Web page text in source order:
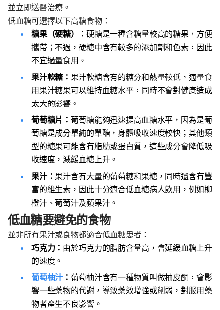
並立即送醫治療。
低血糖可選擇以下高糖食物：
糖果（硬糖）： 硬糖是一種含糖量較高的糖果，方便
攜帶；不過，硬糖中含有較多的添加劑和色素，因此
不宜過量食用。
果汁軟糖： 果汁軟糖含有的糖分和熱量較低，適量食
用果汁糖果可以維持血糖水平，同時不會對健康造成
太大的影響。
葡萄糖片： 葡萄糖能夠迅速提高血糖水平，因為是葡
萄糖是成分單純的單醣，身體吸收速度較快；其他類
型的糖果可能含有脂肪或蛋白質，這些成分會降低吸
收速度，減緩血糖上升。
果汁： 果汁含有大量的葡萄糖和果糖，同時還含有豐
富的維生素，因此十分適合低血糖病人飲用，例如柳
橙汁、葡萄汁及蘋果汁。
低血糖要避免的食物
並非所有果汁或食物都適合低血糖患者：
巧克力： 由於巧克力的脂肪含量高，會延緩血糖上升
的速度。
葡萄柚汁 ： 葡萄柚汁含有一種物質叫做柚皮酮，會影
響一些藥物的代謝，導致藥效增強或削弱，對服用藥
物者產生不良影響。